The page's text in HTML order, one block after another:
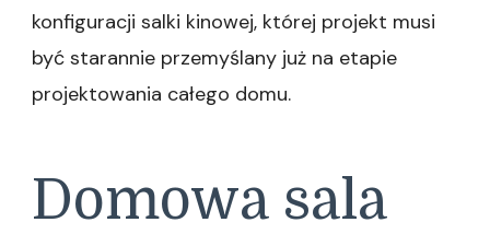
konfiguracji salki kinowej, której projekt musi
być starannie przemyślany już na etapie
projektowania całego domu.
Domowa sala